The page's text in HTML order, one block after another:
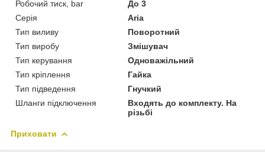
Робочий тиск, bar
До 3
Серія
Aria
Тип виливу
Поворотний
Тип виробу
Змішувач
Тип керування
Одноважільний
Тип кріплення
Гайка
Тип підведення
Гнучкий
Шланги підключення
Входять до комплекту. На
різьбі
Приховати